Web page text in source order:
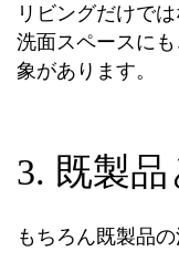
リビングだけでは
洗面スペースに
象があります。
3. 既製
もちろん既製品の